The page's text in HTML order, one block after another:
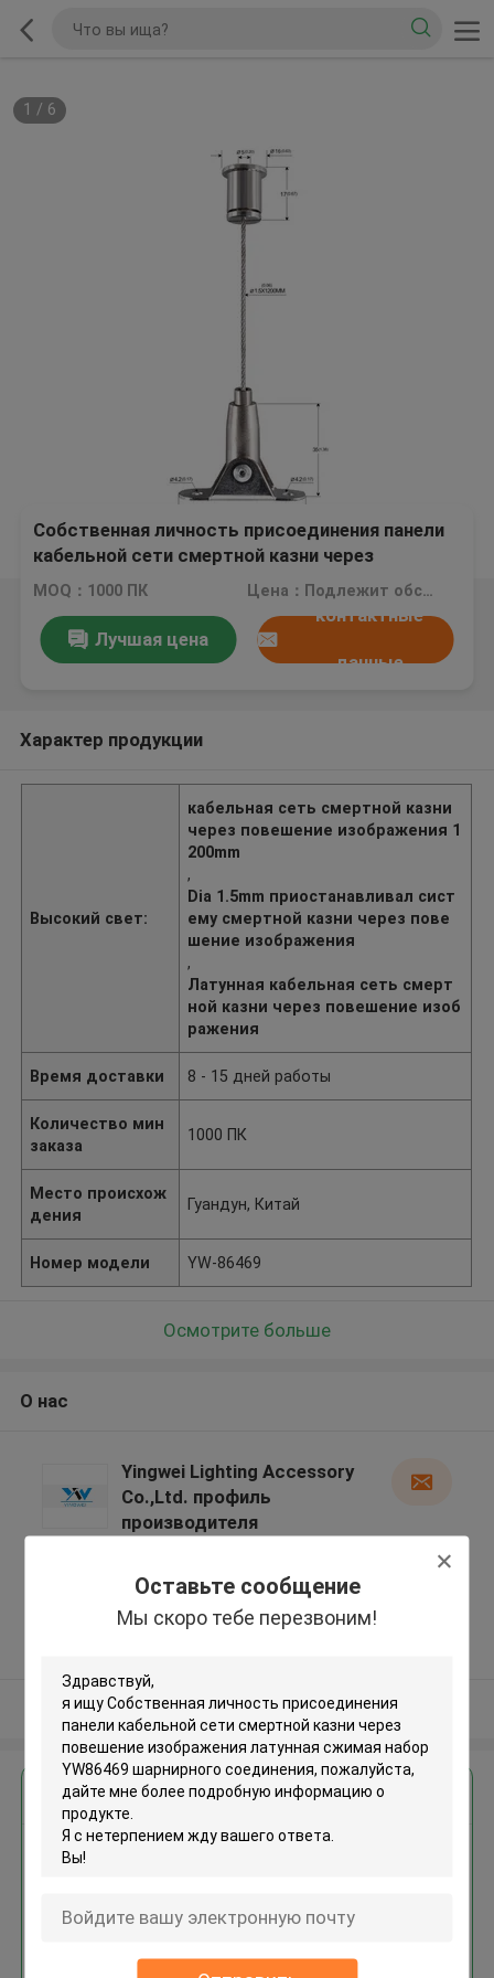
Оставьте сообщение
Мы скоро тебе перезвоним!
1 / 6
Собственная личность присоединения панели
кабельной сети смертной казни через
повешение изображения латунная сжимая
MOQ：1000 ПК Цена：Подлежит обсуждению
Лучшая цена
контактные
данные
Характер продукции
Высокий свет:
кабельная сеть смертной казни
через повешение изображения 1
200mm
,
Dia 1.5mm приостанавливал сист
ему смертной казни через пове
шение изображения
,
Латунная кабельная сеть смерт
ной казни через повешение изоб
ражения
Время доставки 8 - 15 дней работы
Количество мин
заказа
1000 ПК
Место происхож
дения
Гуандун, Китай
Номер модели YW-86469
Осмотрите больше
О нас
Yingwei Lighting Accessory
Co.,Ltd. профиль
производителя
Zone, Shatian Town,Dongguan,
Guangdong, China ,КИТАЙ
5.0
поставщик
Осмотрите больше
Получить лучшую цену для
кабельной сети смертной
казни через повешение
изображения латунная сжимая